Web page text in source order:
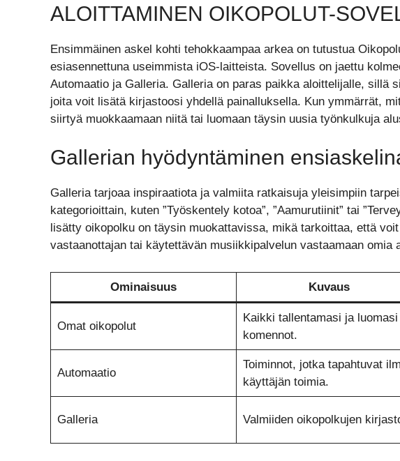
ALOITTAMINEN OIKOPOLUT-
Ensimmäinen askel kohti tehokkaampaa arkea on tutustua
esiasennettuna useimmista iOS-laitteista. Sovellus on jaettu
Automaatio ja Galleria. Galleria on paras paikka aloittelijalle, sillä
joita voit lisätä kirjastoosi yhdellä painalluksella. Kun ymmärrät,
siirtyä muokkaamaan niitä tai luomaan täysin uusia työnkulkuja
Gallerian hyödyntäminen
Galleria tarjoaa inspiraatiota ja valmiita ratkaisuja yleisimpiin
kategorioittain, kuten ”Työskentely kotoa”, ”Aamurutiinit” tai
lisätty oikopolku on täysin muokattavissa, mikä tarkoittaa, että
vastaanottajan tai käytettävän musiikkipalvelun vastaamaan omia
Ominaisuus Kuvaus
Omat oikopolut
Kaikki tallentamasi ja luomasi
komennot.
Automaatio
Toiminnot, jotka tapahtuvat
käyttäjän toimia.
Galleria Valmiiden oikopolkujen